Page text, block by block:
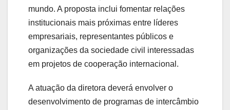
mundo. A proposta inclui fomentar relações
institucionais mais próximas entre líderes
empresariais, representantes públicos e
organizações da sociedade civil interessadas
em projetos de cooperação internacional.
A atuação da diretora deverá envolver o
desenvolvimento de programas de intercâmbio